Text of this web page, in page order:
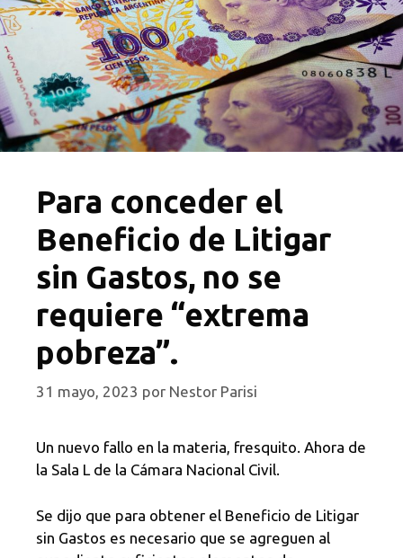
Para conceder el
Beneficio de Litigar
sin Gastos, no se
requiere “extrema
pobreza”.
31 mayo, 2023 por Nestor Parisi
Un nuevo fallo en la materia, fresquito. Ahora de
la Sala L de la Cámara Nacional Civil.
Se dijo que para obtener el Beneficio de Litigar
sin Gastos es necesario que se agreguen al